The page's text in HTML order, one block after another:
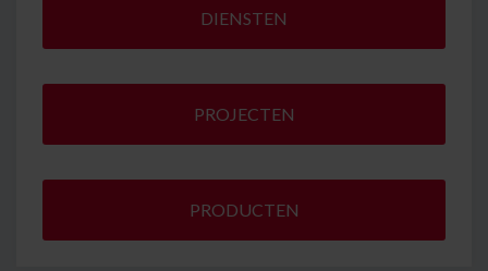
DIENSTEN
PROJECTEN
PRODUCTEN